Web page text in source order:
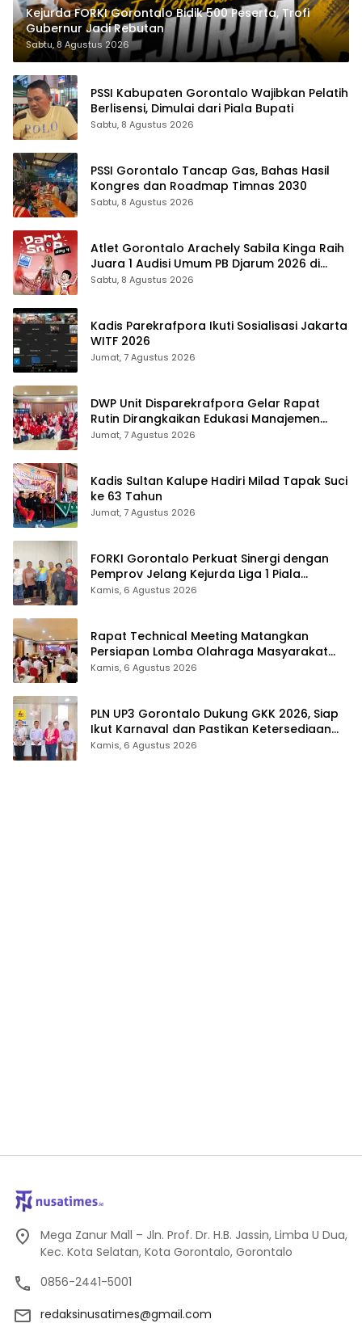
Kejurda FORKI Gorontalo Bidik 500 Peserta, Trofi
Gubernur Jadi Rebutan
Sabtu, 8 Agustus 2026
PSSI Kabupaten Gorontalo Wajibkan Pelatih
Berlisensi, Dimulai dari Piala Bupati
Sabtu, 8 Agustus 2026
PSSI Gorontalo Tancap Gas, Bahas Hasil
Kongres dan Roadmap Timnas 2030
Sabtu, 8 Agustus 2026
Atlet Gorontalo Arachely Sabila Kinga Raih
Juara 1 Audisi Umum PB Djarum 2026 di
Makassar
Sabtu, 8 Agustus 2026
Kadis Parekrafpora Ikuti Sosialisasi Jakarta
WITF 2026
Jumat, 7 Agustus 2026
DWP Unit Disparekrafpora Gelar Rapat
Rutin Dirangkaikan Edukasi Manajemen
Stres
Jumat, 7 Agustus 2026
Kadis Sultan Kalupe Hadiri Milad Tapak Suci
ke 63 Tahun
Jumat, 7 Agustus 2026
FORKI Gorontalo Perkuat Sinergi dengan
Pemprov Jelang Kejurda Liga 1 Piala
Gubernur 2026
Kamis, 6 Agustus 2026
Rapat Technical Meeting Matangkan
Persiapan Lomba Olahraga Masyarakat
Tingkat Provinsi Gorontalo
Kamis, 6 Agustus 2026
PLN UP3 Gorontalo Dukung GKK 2026, Siap
Ikut Karnaval dan Pastikan Ketersediaan
Listrik
Kamis, 6 Agustus 2026
Mega Zanur Mall – Jln. Prof. Dr. H.B. Jassin, Limba U Dua,
Kec. Kota Selatan, Kota Gorontalo, Gorontalo
0856-2441-5001
redaksinusatimes@gmail.com